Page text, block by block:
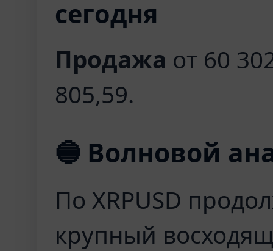
сегодня
Продажа от 60
805,59.
🔵 Волновой
По XRPUSD
крупный